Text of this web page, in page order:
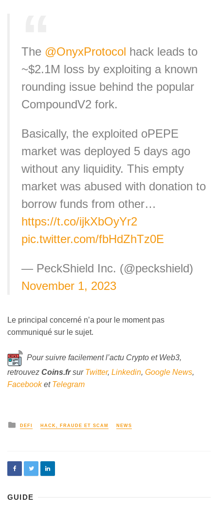
The @OnyxProtocol hack leads to
~$2.1M loss by exploiting a known
rounding issue behind the popular
CompoundV2 fork.
Basically, the exploited oPEPE
market was deployed 5 days ago
without any liquidity. This empty
market was abused with donation to
borrow funds from other…
https://t.co/ijkXbOyYr2
pic.twitter.com/fbHdZhTz0E
— PeckShield Inc. (@peckshield)
November 1, 2023
Le principal concerné n’a pour le moment pas
communiqué sur le sujet.
Pour suivre facilement l’actu Crypto et Web3,
retrouvez Coins.frsur Twitter, Linkedin, Google News,
Facebooket Telegram
DEFI HACK, FRAUDE ET SCAM NEWS
GUIDE